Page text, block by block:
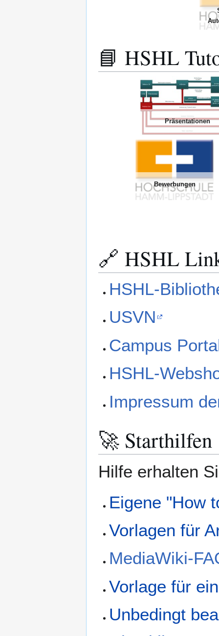
📘 HSHL
Präsentationen
Bewerbungen
🔗 HSHL
HSHL-
USVN
Campus
HSHL-
Impressum
🚀 Starthilfen
Hilfe erhalten
Eigene "How
Vorlagen für
MediaWiki-
Vorlage für
Unbedingt